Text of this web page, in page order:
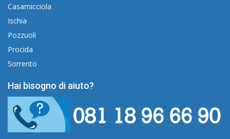
Casamicciola
Ischia
Pozzuoli
Procida
Sorrento
Hai bisogno di aiuto?